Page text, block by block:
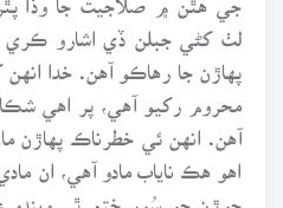
لٺ کڻي جبلن ڏي اشارو ڪري
پهاڙن جا رهاڪو آهن. خدا
محروم رکيو آهي، پر اهي
آهن. انهن ئي خطرناڪ پهاڙن
اهو هڪ ناياب مادو آهي، ان
جوڙن جو سُور ختم ٿي ويندو ۽